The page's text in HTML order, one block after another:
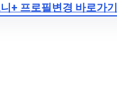
+ 프로필변경 바로가기